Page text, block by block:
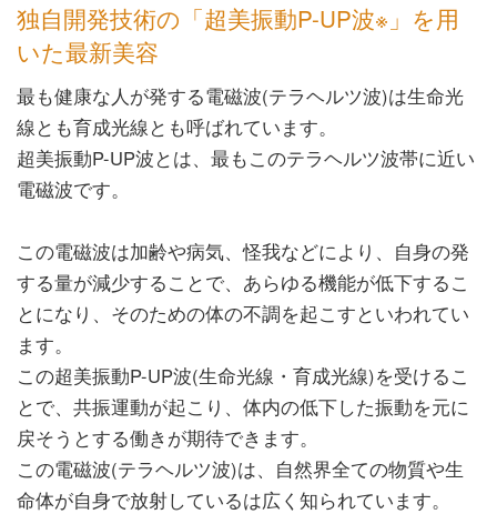
独自開発技術の「超美振動P-UP波※」を用
いた最新美容
最も健康な人が発する電磁波(テラヘルツ波)は生命光
線とも育成光線とも呼ばれています。
超美振動P-UP波とは、最もこのテラヘルツ波帯に近い
電磁波です。
この電磁波は加齢や病気、怪我などにより、自身の発
する量が減少することで、あらゆる機能が低下するこ
とになり、そのための体の不調を起こすといわれてい
ます。
この超美振動P-UP波(生命光線・育成光線)を受けるこ
とで、共振運動が起こり、体内の低下した振動を元に
戻そうとする働きが期待できます。
この電磁波(テラヘルツ波)は、自然界全ての物質や生
命体が自身で放射しているは広く知られています。